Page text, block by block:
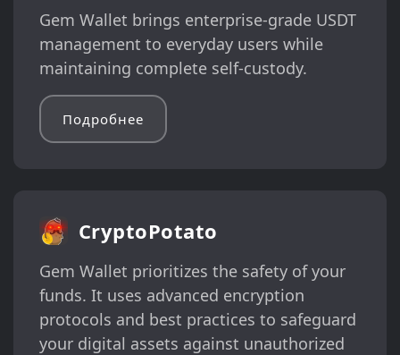
Gem Wallet brings enterprise-grade USDT
management to everyday users while
maintaining complete self-custody.
Подробнее
CryptoPotato
Gem Wallet prioritizes the safety of your
funds. It uses advanced encryption
protocols and best practices to safeguard
your digital assets against unauthorized